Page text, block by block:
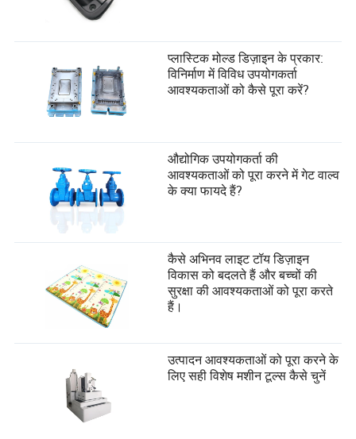
प्लास्टिक मोल्ड डिज़ाइन के प्रकार:
विनिर्माण में विविध उपयोगकर्ता
आवश्यकताओं को कैसे पूरा करें?
औद्योगिक उपयोगकर्ता की
आवश्यकताओं को पूरा करने में गेट वाल्व
के क्या फायदे हैं?
कैसे अभिनव लाइट टॉय डिज़ाइन
विकास को बदलते हैं और बच्चों की
सुरक्षा की आवश्यकताओं को पूरा करते
हैं।
उत्पादन आवश्यकताओं को पूरा करने के
लिए सही विशेष मशीन टूल्स कैसे चुनें